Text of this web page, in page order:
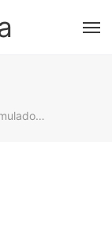
¿Cómo Funciona Un Simulador De Crédito Hipotecario?